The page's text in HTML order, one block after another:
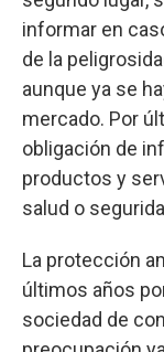
informar en
de la
aunque ya se
mercado. Por
obligación de
productos y
salud o
La protección
últimos años
sociedad de